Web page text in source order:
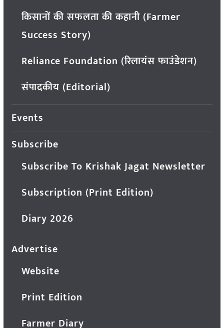
किसानों की सफलता की कहानी (Farmer
Success Story)
Reliance Foundation (रिलायंस फाउंडेशन)
संपादकीय (Editorial)
Events
Subscribe
Subscribe To Krishak Jagat Newsletter
Subscription (Print Edition)
Diary 2026
Advertise
Website
Print Edition
Farmer Diary